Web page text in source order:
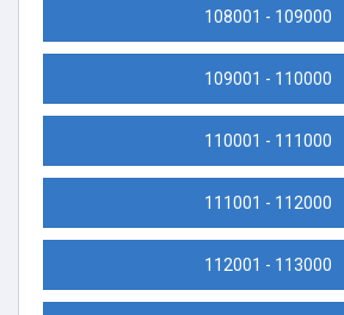
108001 - 109000
109001 - 110000
110001 - 111000
111001 - 112000
112001 - 113000